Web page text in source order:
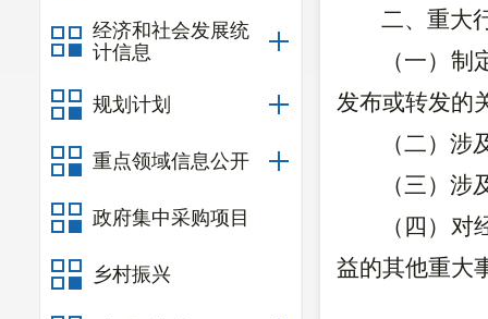
经济和社会发展统
计信息
规划计划
重点领域信息公开
政府集中采购项目
乡村振兴
二、重大
（一）
发布或转发的
（二）
（三）
（四）
益的其他重大